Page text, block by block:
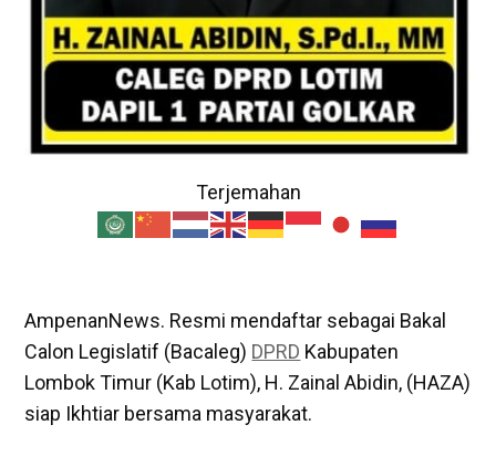
Terjemahan
AmpenanNews. Resmi mendaftar sebagai Bakal
Calon Legislatif (Bacaleg) DPRD Kabupaten
Lombok Timur (Kab Lotim), H. Zainal Abidin, (HAZA)
siap Ikhtiar bersama masyarakat.